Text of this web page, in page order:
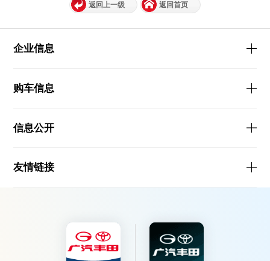
返回上一级 返回首页
企业信息
购车信息
信息公开
友情链接